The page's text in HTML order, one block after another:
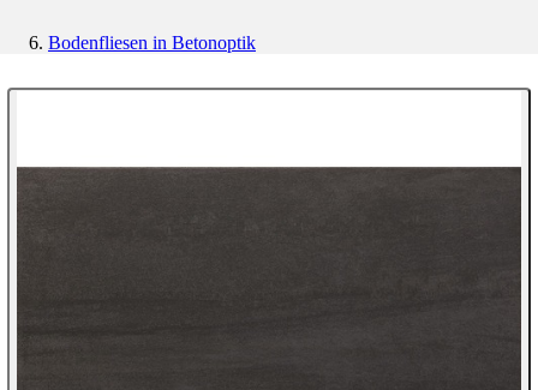
Bodenfliesen in Betonoptik